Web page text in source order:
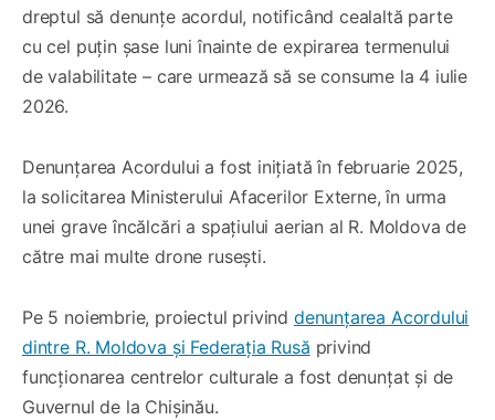
dreptul să denunțe acordul, notificând cealaltă parte
cu cel puțin șase luni înainte de expirarea termenului
de valabilitate – care urmează să se consume la 4 iulie
2026.
Denunțarea Acordului a fost inițiată în februarie 2025,
la solicitarea Ministerului Afacerilor Externe, în urma
unei grave încălcări a spațiului aerian al R. Moldova de
către mai multe drone rusești.
Pe 5 noiembrie, proiectul privind denunțarea Acordului
dintre R. Moldova și Federația Rusă privind
funcționarea centrelor culturale a fost denunțat și de
Guvernul de la Chișinău.